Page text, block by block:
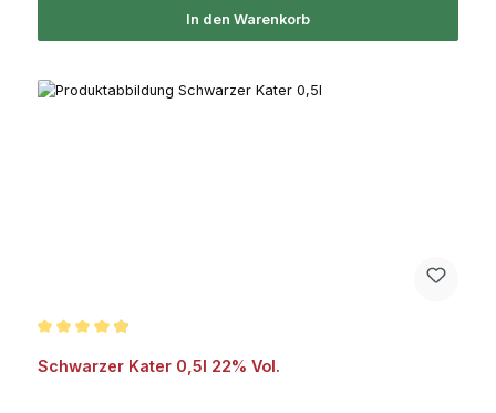
In den Warenkorb
Schwarzer Kater 0,5l 22% Vol.